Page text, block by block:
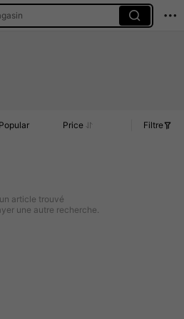
Price Filtre
article trouvé
une autre recherche.